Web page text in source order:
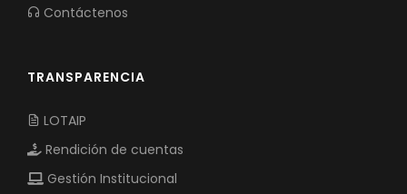
Contáctenos
TRANSPARENCIA
LOTAIP
Rendición de cuentas
Gestión Institucional